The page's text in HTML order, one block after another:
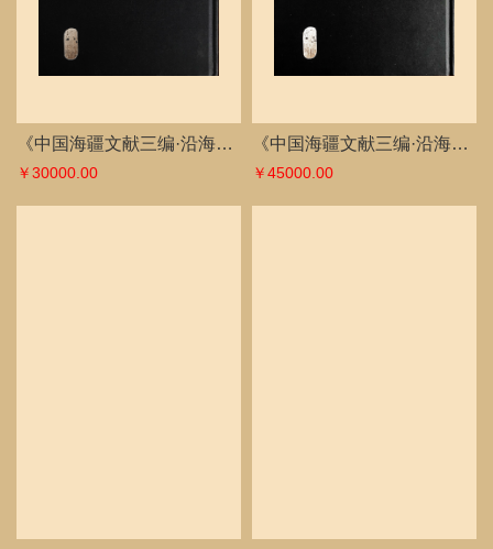
《中国海疆文献三编·沿海形势概述（下）》
￥30000.00
《中国海疆文献三编·沿海形势概述（上）》
￥45000.00